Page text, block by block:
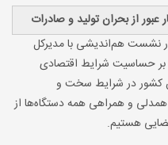
از بحران تولید و صادرات
در نشست هم‌اندیشی با مدیرکل
بر حساسیت شرایط اقتصادی
کشور در شرایط سخت و
همدلی و همراهی همه دستگاه‌ها از
هستیم.